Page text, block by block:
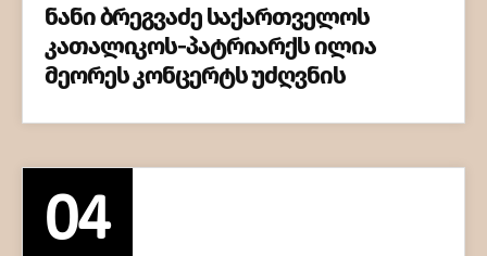
ნანი ბრეგვაძე საქართველოს
კათალიკოს-პატრიარქს ილია
მეორეს კონცერტს უძღვნის
04